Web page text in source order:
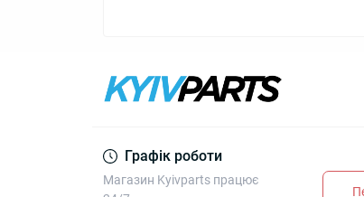
Графік роботи
Магазин Kyivparts працює